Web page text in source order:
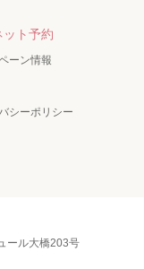
ット予約
ーン情報
シーポリシー
ール大橋203号